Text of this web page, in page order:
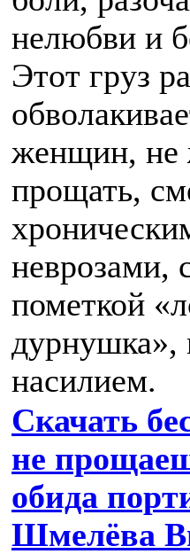
нелюбви и
Этот груз
женщин,
прощать,
неврозами,
пометкой
дурнушка»,
насилием.
Скачать
не
обида
Шмелёва